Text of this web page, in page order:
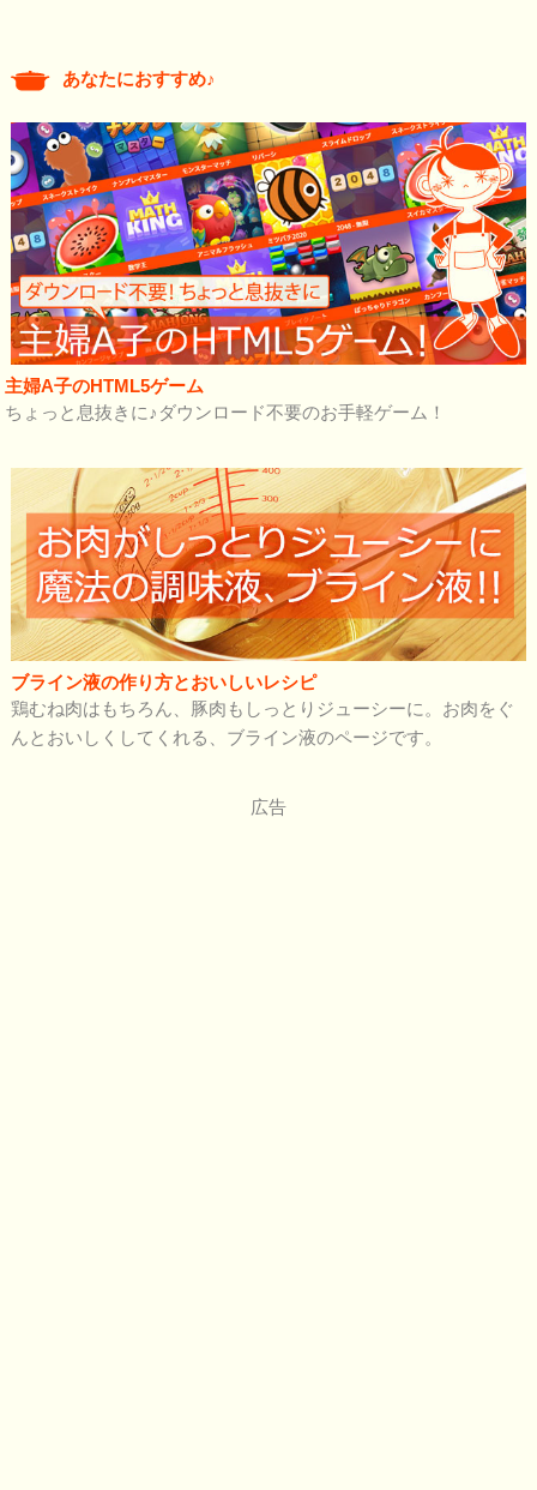
あなたにおすすめ♪
主婦A子のHTML5ゲーム
ちょっと息抜きに♪ダウンロード不要のお手軽ゲーム！
ブライン液の作り方とおいしいレシピ
鶏むね肉はもちろん、豚肉もしっとりジューシーに。お肉をぐ
んとおいしくしてくれる、ブライン液のページです。
広告